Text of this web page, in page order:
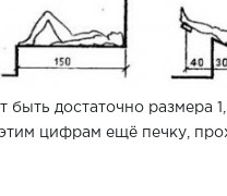
быть достаточно размера
цифрам ещё печку,